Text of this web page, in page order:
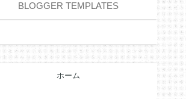
BLOGGER TEMPLATES
ホーム